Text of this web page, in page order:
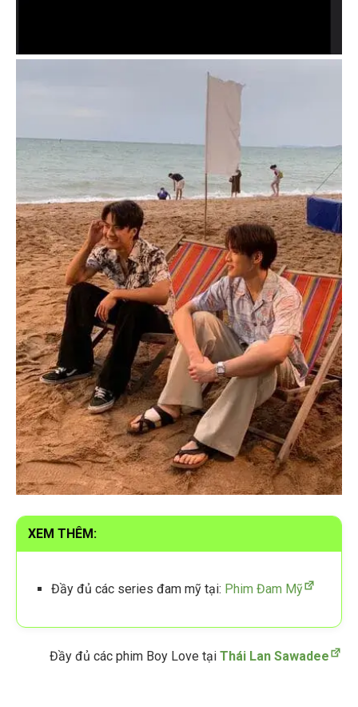
XEM THÊM:
Đầy đủ các series đam mỹ tại: Phim Đam Mỹ
Đầy đủ các phim Boy Love tại Thái Lan Sawadee